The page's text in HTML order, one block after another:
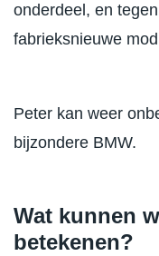
onderdeel, en
fabrieksnieuwe
Peter kan weer
bijzondere BMW.
Wat kunnen
betekenen?